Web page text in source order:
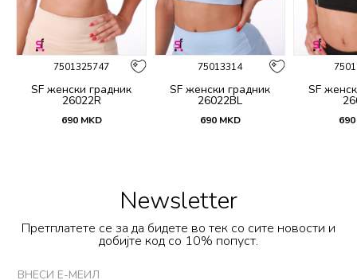
7501325747
SF женски градник
26022R
690 MKD
75013314
SF женски градник
26022BL
690 MKD
SF
690
Newsletter
Претплатете се за да бидете во тек со сите новости и
добијте код со 10% попуст.